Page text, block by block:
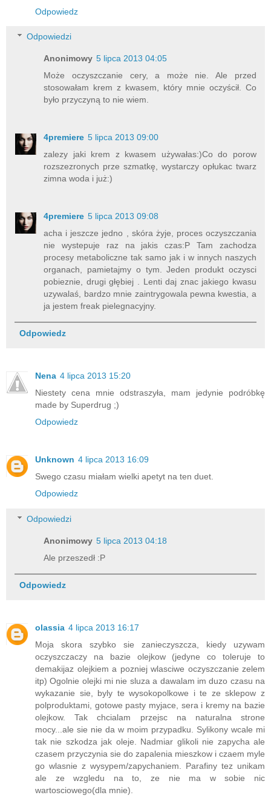
Odpowiedz
Odpowiedzi
Anonimowy 5 lipca 2013 04:05
Może oczyszczanie cery, a może nie. Ale przed
stosowałam krem z kwasem, który mnie oczyścił. Co
było przyczyną to nie wiem.
4premiere 5 lipca 2013 09:00
zalezy jaki krem z kwasem używałas:)Co do porow
rozszezronych prze szmatkę, wystarczy opłukac twarz
zimna woda i już:)
4premiere 5 lipca 2013 09:08
acha i jeszcze jedno , skóra żyje, proces oczyszczania
nie wystepuje raz na jakis czas:P Tam zachodza
procesy metaboliczne tak samo jak i w innych naszych
organach, pamietajmy o tym. Jeden produkt oczysci
pobieznie, drugi głębiej . Lenti daj znac jakiego kwasu
uzywalaś, bardzo mnie zaintrygowala pewna kwestia, a
ja jestem freak pielegnacyjny.
Odpowiedz
Nena 4 lipca 2013 15:20
Niestety cena mnie odstraszyła, mam jedynie podróbkę
made by Superdrug ;)
Odpowiedz
Unknown 4 lipca 2013 16:09
Swego czasu miałam wielki apetyt na ten duet.
Odpowiedz
Odpowiedzi
Anonimowy 5 lipca 2013 04:18
Ale przeszedł :P
Odpowiedz
olassia 4 lipca 2013 16:17
Moja skora szybko sie zanieczyszcza, kiedy uzywam
oczyszczaczy na bazie olejkow (jedyne co toleruje to
demakijaz olejkiem a pozniej wlasciwe oczyszczanie zelem
itp) Ogolnie olejki mi nie sluza a dawalam im duzo czasu na
wykazanie sie, byly te wysokopolkowe i te ze sklepow z
polproduktami, gotowe pasty myjace, sera i kremy na bazie
olejkow. Tak chcialam przejsc na naturalna strone
mocy...ale sie nie da w moim przypadku. Sylikony wcale mi
tak nie szkodza jak oleje. Nadmiar glikoli nie zapycha ale
czasem przyczynia sie do zapalenia mieszkow i czaem myle
go wlasnie z wysypem/zapychaniem. Parafiny tez unikam
ale ze wzgledu na to, ze nie ma w sobie nic
wartosciowego(dla mnie).